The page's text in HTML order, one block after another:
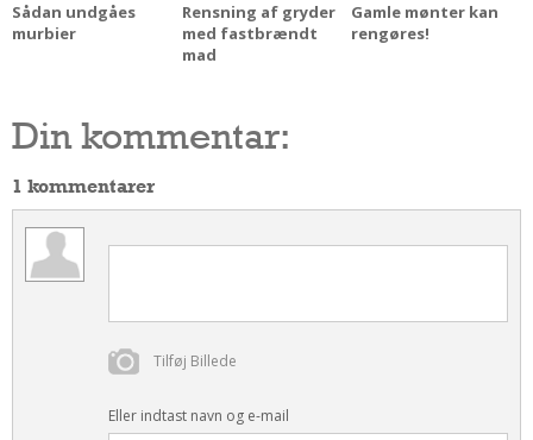
Sådan undgåes
murbier
Rensning af gryder
med fastbrændt
mad
Gamle mønter kan
rengøres!
Din kommentar:
1 kommentarer
Tilføj Billede
Eller indtast navn og e-mail